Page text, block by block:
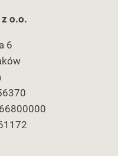
o.o.
6